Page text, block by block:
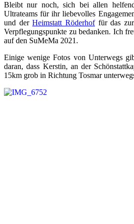
Bleibt nur noch, sich bei allen
Ultrateams für ihr liebevolles
und derHeimstatt Röderhoffür das zur
Verpflegungspunkte zu bedanken. Ich
auf den SuMeMa 2021.
Einige wenige Fotos von Unterwegs
daran, dass Kerstin, an der
15km grob in Richtung Tosmar